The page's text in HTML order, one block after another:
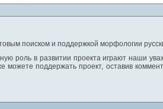
поиском и поддержкой морфологии
роль в развитии проекта играют наши
поддержать проект, оставив